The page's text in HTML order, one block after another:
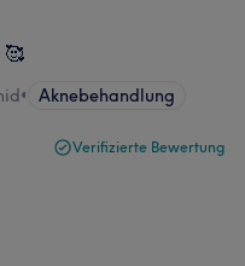
🥰
• Aknebehandlung
Verifizierte Bewertung